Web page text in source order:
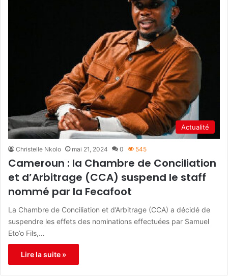
Actualité
Christelle Nkolo mai 21, 2024 0 545
Cameroun : la Chambre de Conciliation
et d’Arbitrage (CCA) suspend le staff
nommé par la Fecafoot
La Chambre de Conciliation et d’Arbitrage (CCA) a décidé de
suspendre les effets des nominations effectuées par Samuel
Eto’o Fils,…
Lire la suite »